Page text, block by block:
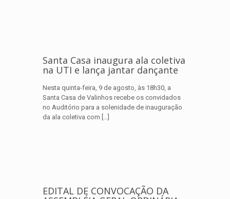
Santa Casa inaugura ala coletiva
na UTI e lança jantar dançante
Nesta quinta-feira, 9 de agosto, às 18h30, a
Santa Casa de Valinhos recebe os convidados
no Auditório para a solenidade de inauguração
da ala coletiva com […]
EDITAL DE CONVOCAÇÃO DA